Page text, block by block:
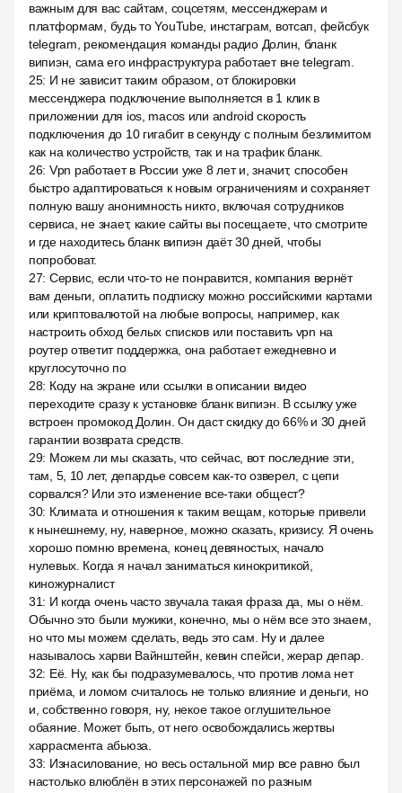
важным для вас сайтам, соцсетям, мессенджерам и
платформам, будь то YouTube, инстаграм, вотсап, фейсбук
telegram, рекомендация команды радио Долин, бланк
випиэн, сама его инфраструктура работает вне telegram.
25: И не зависит таким образом, от блокировки
мессенджера подключение выполняется в 1 клик в
приложении для ios, macos или android скорость
подключения до 10 гигабит в секунду с полным безлимитом
как на количество устройств, так и на трафик бланк.
26: Vpn работает в России уже 8 лет и, значит, способен
быстро адаптироваться к новым ограничениям и сохраняет
полную вашу анонимность никто, включая сотрудников
сервиса, не знает, какие сайты вы посещаете, что смотрите
и где находитесь бланк випиэн даёт 30 дней, чтобы
попробоват.
27: Сервис, если что-то не понравится, компания вернёт
вам деньги, оплатить подписку можно российскими картами
или криптовалютой на любые вопросы, например, как
настроить обход белых списков или поставить vpn на
роутер ответит поддержка, она работает ежедневно и
круглосуточно по
28: Коду на экране или ссылки в описании видео
переходите сразу к установке бланк випиэн. В ссылку уже
встроен промокод Долин. Он даст скидку до 66% и 30 дней
гарантии возврата средств.
29: Можем ли мы сказать, что сейчас, вот последние эти,
там, 5, 10 лет, депардье совсем как-то озверел, с цепи
сорвался? Или это изменение все-таки общест?
30: Климата и отношения к таким вещам, которые привели
к нынешнему, ну, наверное, можно сказать, кризису. Я очень
хорошо помню времена, конец девяностых, начало
нулевых. Когда я начал заниматься кинокритикой,
киножурналист
31: И когда очень часто звучала такая фраза да, мы о нём.
Обычно это были мужики, конечно, мы о нём все это знаем,
но что мы можем сделать, ведь это сам. Ну и далее
называлось харви Вайнштейн, кевин спейси, жерар депар.
32: Её. Ну, как бы подразумевалось, что против лома нет
приёма, и ломом считалось не только влияние и деньги, но
и, собственно говоря, ну, некое такое оглушительное
обаяние. Может быть, от него освобождались жертвы
харрасмента абьюза.
33: Изнасилование, но весь остальной мир все равно был
настолько влюблён в этих персонажей по разным